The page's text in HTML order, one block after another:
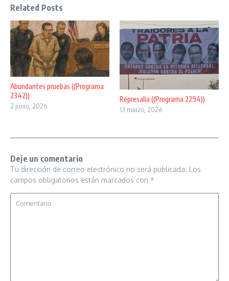
Related Posts
Abundantes pruebas ((Programa
2342))
2 junio, 2026
Represalia ((Programa 2294))
13 marzo, 2026
Deje un comentario
Tu dirección de correo electrónico no será publicada. Los
campos obligatorios están marcados con *